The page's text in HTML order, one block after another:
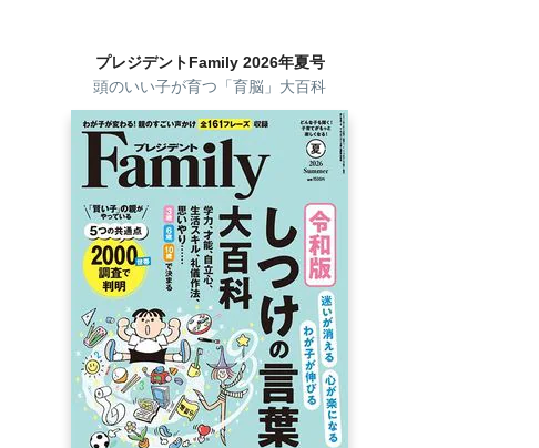
プレジデントFamily 2026年夏号
頭のいい子が育つ「育脳」大百科